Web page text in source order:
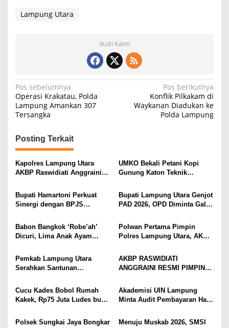
Lampung Utara
Ikuti Kami
N
a
v
i
g
a
s
i
p
s
Pos sebelumnya
Operasi Krakatau, Polda
Lampung Amankan 307
Tersangka
Pos berikutnya
Konflik Pilkakam di
Waykanan Diadukan ke
Polda Lampung
Posting Terkait
Kapolres Lampung Utara
AKBP Raswidiati Anggraini
Tokoh Masyarakat dan Adat
Perkuat Kamtibmas
UMKO Bekali Petani Kopi
Gunung Katon Teknik
Jual Hasil Panen Meningkat
Bupati Hamartoni Perkuat
Sinergi dengan BPJS
Kesehatan Makin Cepat dan
Mudah
Bupati Lampung Utara Genjot
PAD 2026, OPD Diminta Gali
hingga Optimalkan PBB-P2
Babon Bangkok ‘Robe’ah’
Dicuri, Lima Anak Ayam
Gang Jalaba Kotabumi Heboh
Polwan Pertama Pimpin
Polres Lampung Utara, AKBP
Pedang Pora
Pemkab Lampung Utara
Serahkan Santunan
Korban Kebakaran
AKBP RASWIDIATI
ANGGRAINI RESMI PIMPIN
BAWA KOMITMEN PERKUAT
KAMTIBMAS DAN
PELAYANAN PRESISI
Cucu Kades Bobol Rumah
Kakek, Rp75 Juta Ludes buat
Ditembak Polisi
Akademisi UIN Lampung
Minta Audit Pembayaran Hak
Kepastian Hukum Tak Boleh
Polsek Sungkai Jaya Bongkar
Menuju Muskab 2026, SMSI